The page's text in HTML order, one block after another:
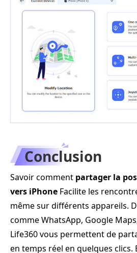
Conclusion
Savoir comment partager la
vers iPhone Facilite les
même sur différents appareils.
comme WhatsApp, Google
Life360 vous permettent de
en temps réel en quelques clics.